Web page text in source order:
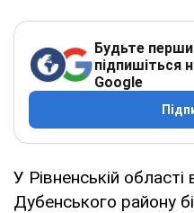
Будьте
підпишіться
Google
У Рівненській області
Дубенського району